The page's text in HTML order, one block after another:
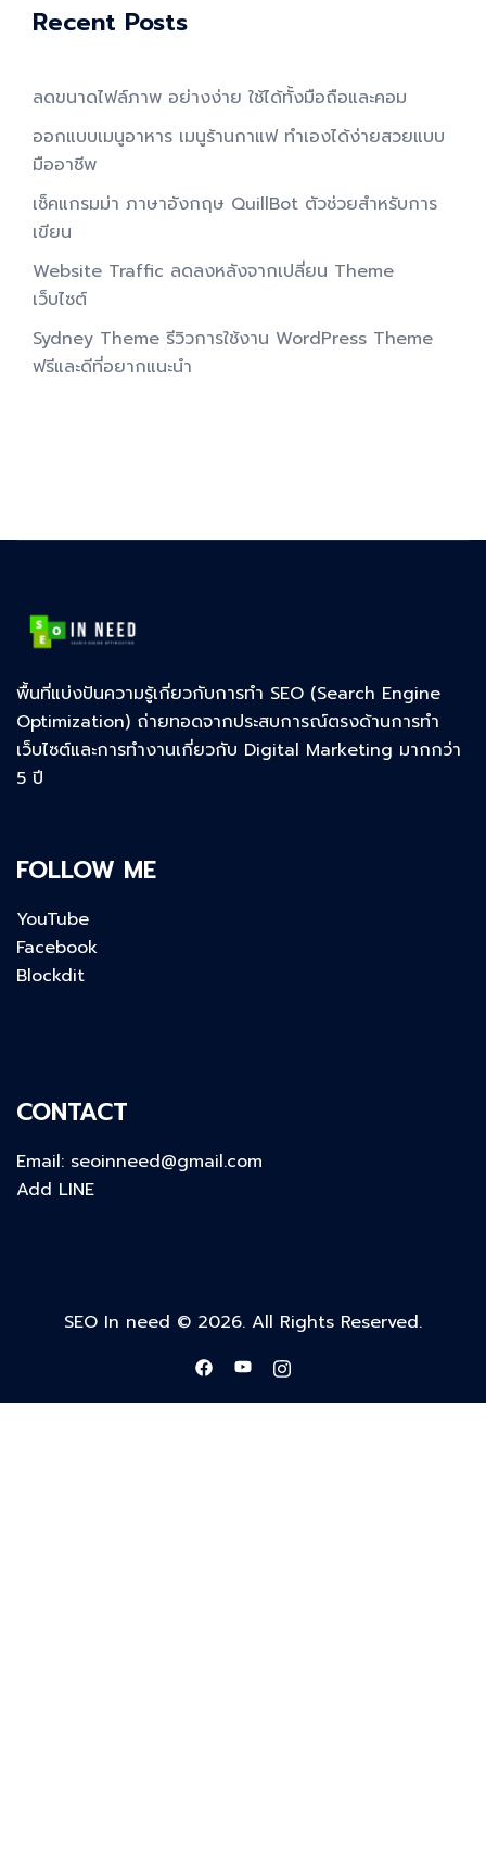
Recent Posts
ลดขนาดไฟล์ภาพ อย่างง่าย ใช้ได้ทั้งมือถือและคอม
ออกแบบเมนูอาหาร เมนูร้านกาแฟ ทำเองได้ง่ายสวยแบบ
มืออาชีพ
เช็คแกรมม่า ภาษาอังกฤษ QuillBot ตัวช่วยสำหรับการ
เขียน
Website Traffic ลดลงหลังจากเปลี่ยน Theme
เว็บไซต์
Sydney Theme รีวิวการใช้งาน WordPress Theme
ฟรีและดีที่อยากแนะนำ
พื้นที่แบ่งปันความรู้เกี่ยวกับการทำ SEO (Search Engine
Optimization) ถ่ายทอดจากประสบการณ์ตรงด้านการทำ
เว็บไซต์และการทำงานเกี่ยวกับ Digital Marketing มากกว่า
5 ปี
FOLLOW ME
YouTube
Facebook
Blockdit
CONTACT
Email: seoinneed@gmail.com
Add LINE
SEO In need © 2026. All Rights Reserved.